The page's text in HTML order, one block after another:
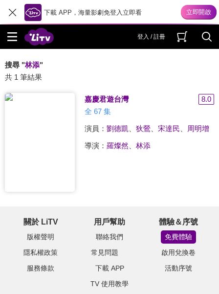
下載 APP，海量影劇免登入立即看
登入 / 註冊
搜尋 "林添"
共 1 筆結果
嘉慶君遊台灣
8.0
全 67 集
演員： 劉德凱 狄鶯、 宋達民 周明增
導演： 羅燦然 林添
關於 LiTV
版權聲明
隱私權政策
服務條款
用戶幫助
聯絡我們
常見問題
下載 APP
TV 使用教學
體驗＆序號
免費體驗
啟用兌換卷
活動序號